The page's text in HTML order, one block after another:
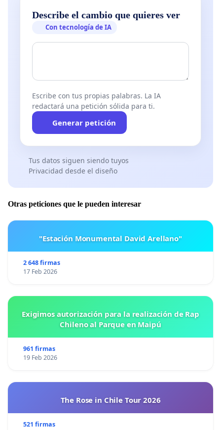
Describe el cambio que quieres ver
Con tecnología de IA
Escribe con tus propias palabras. La IA
redactará una petición sólida para ti.
Generar petición
Tus datos siguen siendo tuyos
Privacidad desde el diseño
Otras peticiones que le pueden interesar
"Estación Monumental David Arellano"
2 648 firmas
17 Feb 2026
Exigimos autorización para la realización de Rap
Chileno al Parque en Maipú
961 firmas
19 Feb 2026
The Rose in Chile Tour 2026
521 firmas